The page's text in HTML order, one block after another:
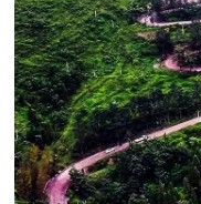
知
识
全
民